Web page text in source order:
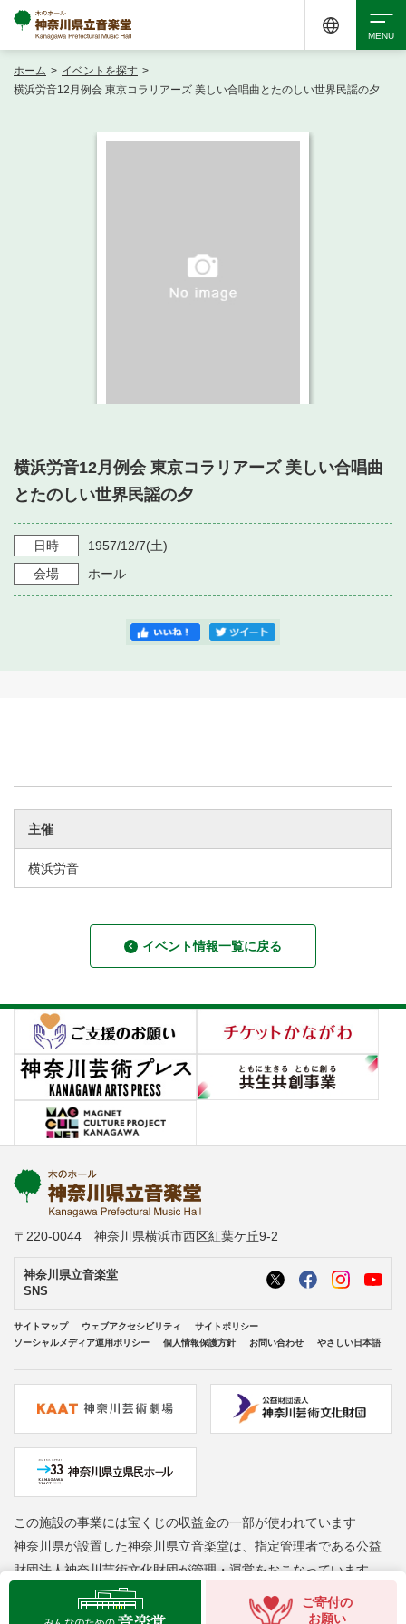
・ フロアマップ
・ よくある質問
・ 空き状況
・ 利用料金
・ 音楽堂のご案内
・ フロアマップ
・ 芸術参与
神奈川県立音楽堂
SNS
検索
ホーム > イベントを探す >
横浜労音12月例会 東京コラリアーズ 美しい合唱曲とたのしい世界民謡の夕
横浜労音12月例会 東京コラリアーズ 美しい合唱曲
とたのしい世界民謡の夕
日時 1957/12/7(土)
会場
ホール
主催
横浜労音
イベント情報一覧に戻る
ご寄付の
お願い
〒220-0044 神奈川県横浜市西区紅葉ケ丘9-2
神奈川県立音楽堂
SNS
サイトマップ ウェブアクセシビリティ
サイトポリシー
ソーシャルメディア運用ポリシー
個人情報保護方針 お問い合わせ やさしい日本語
この施設の事業には宝くじの収益金の一部が使われています
神奈川県が設置した神奈川県立音楽堂は、指定管理者である公益
財団法人神奈川芸術文化財団が管理・運営をおこなっています
Copyright © Kanagawa Arts Foundation. All rights reserved.